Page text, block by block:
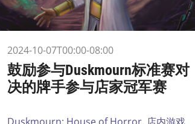
2024-10-07T00:00-08:00
鼓励参与Duskmourn标准赛对
决的牌手参与店家冠军赛